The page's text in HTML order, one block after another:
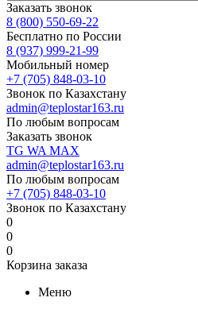
Заказать звонок
8 (800) 550-69-22
Бесплатно по России
8 (937) 999-21-99
Мобильный номер
+7 (705) 848-03-10
Звонок по Казахстану
admin@teplostar163.ru
По любым вопросам
Заказать звонок
TG WA MAX
admin@teplostar163.ru
По любым вопросам
+7 (705) 848-03-10
Звонок по Казахстану
0
0
0
Корзина заказа
Меню